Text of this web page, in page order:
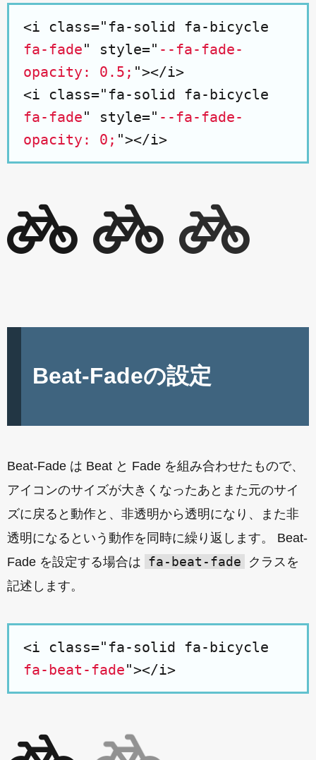
<i class="fa-solid fa-bicycle
fa-fade" style=" --fa-fade-
opacity: 0.5; "></i>
<i class="fa-solid fa-bicycle
fa-fade" style=" --fa-fade-
opacity: 0; "></i>
Beat-Fadeの設定
Beat-Fade は Beat と Fade を組み合わせたもので、
アイコンのサイズが大きくなったあとまた元のサイ
ズに戻ると動作と、非透明から透明になり、また非
透明になるという動作を同時に繰り返します。 Beat-
Fade を設定する場合は fa-beat-fade
クラスを
記述します。
<i class="fa-solid fa-bicycle
fa-beat-fade"></i>